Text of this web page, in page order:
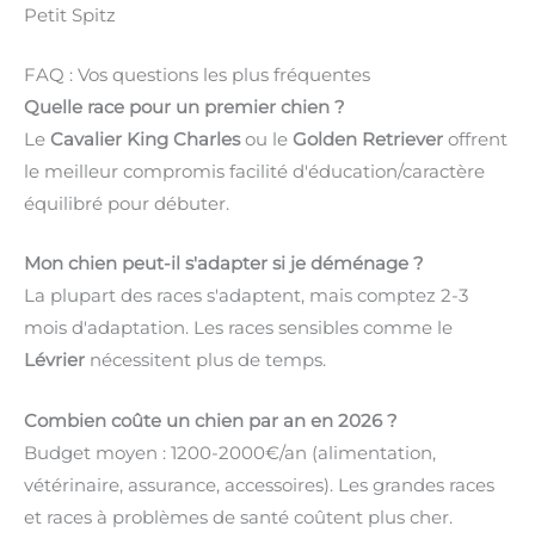
Petit Spitz
FAQ : Vos questions les plus fréquentes
Quelle race pour un premier chien ?
Le Cavalier King Charlesou le Golden Retriever offrent
le meilleur compromis facilité d'éducation/caractère
équilibré pour débuter.
Mon chien peut-il s'adapter si je déménage ?
La plupart des races s'adaptent, mais comptez 2-3
mois d'adaptation. Les races sensibles comme le
Lévrier nécessitent plus de temps.
Combien coûte un chien par an en 2026 ?
Budget moyen : 1200-2000€/an (alimentation,
vétérinaire, assurance, accessoires). Les grandes races
et races à problèmes de santé coûtent plus cher.